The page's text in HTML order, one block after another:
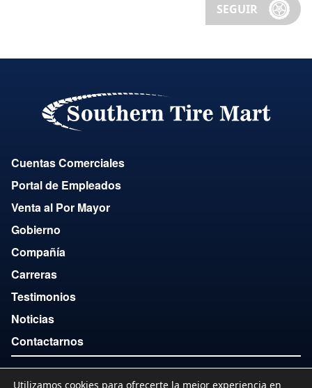
SEGUIR
Cuentas Comerciales
Portal de Empleados
Venta al Por Mayor
Gobierno
Compañía
Carreras
Testimonios
Noticias
Contactarnos
Utilizamos cookies para ofrecerte la mejor experiencia en